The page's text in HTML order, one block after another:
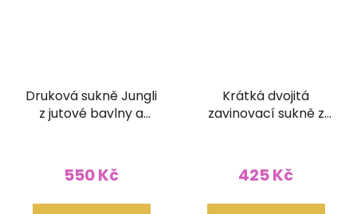
Druková sukně Jungli
z jutové bavlny a
550 Kč
Krátká dvojitá
zavinovací sukně z
425 Kč